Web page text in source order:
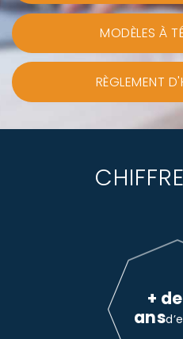
MODÈLES À
RÈGLEMENT
+
ans